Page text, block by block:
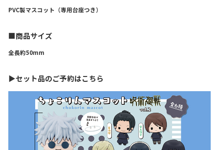
PVC製マスコット（専用台座つき）
■商品サイズ
全長約50mm
▶セット品のご予約はこちら